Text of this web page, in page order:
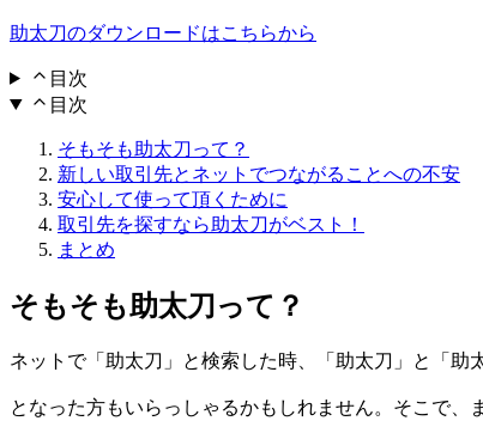
助太刀のダウンロードはこちらから
目次
目次
そもそも助太刀って？
新しい取引先とネットでつながることへの不安
安心して使って頂くために
取引先を探すなら助太刀がベスト！
まとめ
そもそも助太刀って？
ネットで「助太刀」と検索した時、「助太刀」と「助
となった方もいらっしゃるかもしれません。そこで、